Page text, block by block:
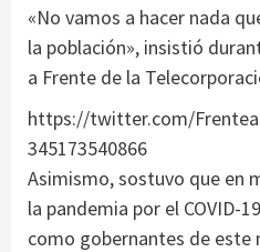
«No vamos a hacer nada
la población», insistió
a Frente de la
https://twitter.com/
345173540866
Asimismo, sostuvo que en
la pandemia por el COVID-
como gobernantes de este